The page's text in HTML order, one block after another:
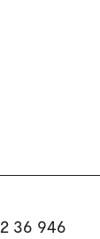
36 946